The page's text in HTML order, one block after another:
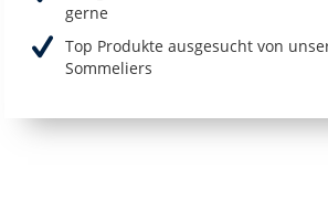
gerne
Top Produkte ausgesucht von
Sommeliers